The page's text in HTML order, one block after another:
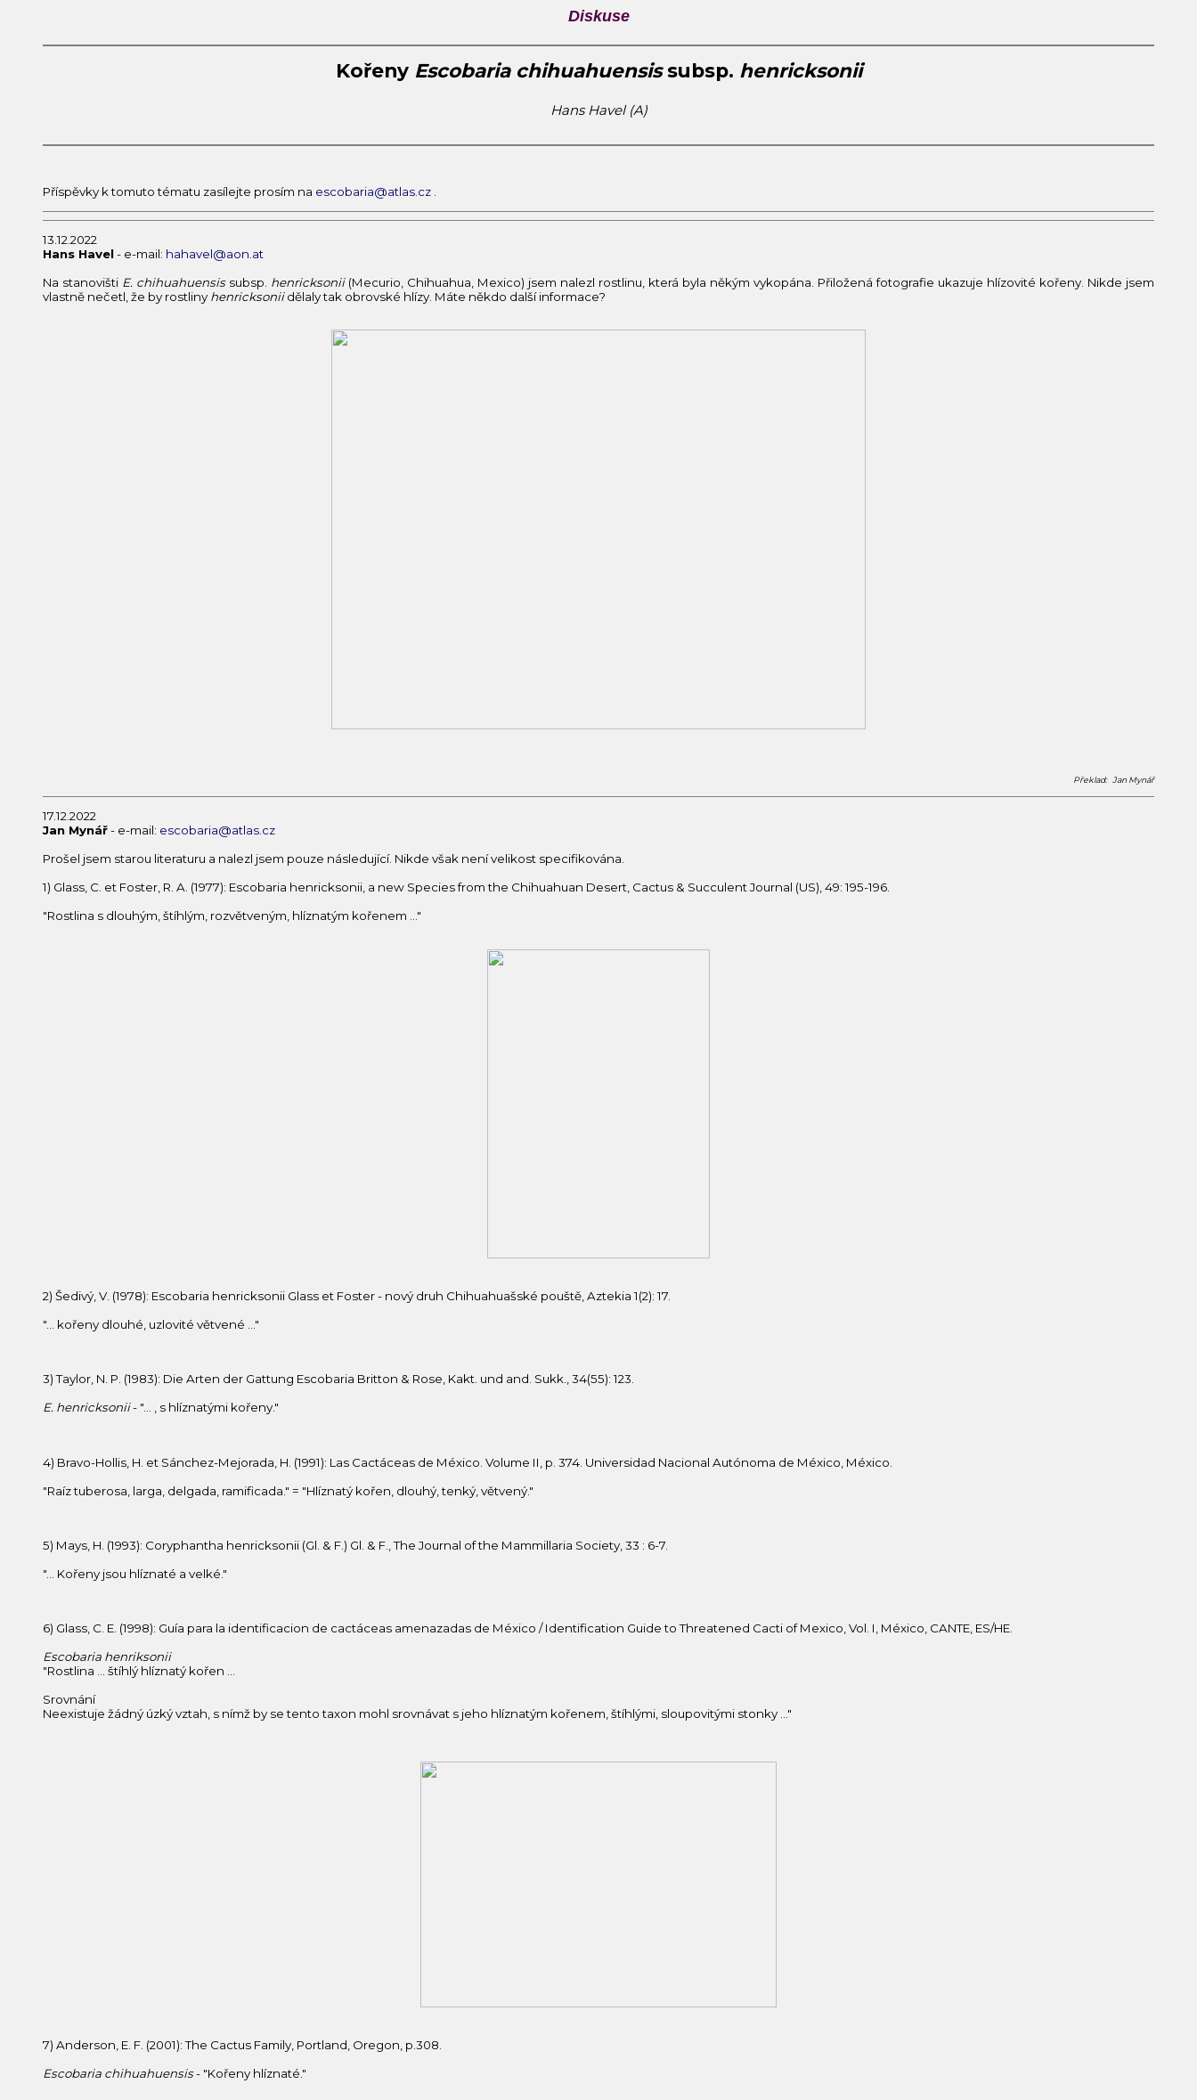
Diskuse
Kořeny Escobaria chihuahuensissubsp. henricksonii
Hans Havel (A)
Příspěvky k tomuto tématu zasílejte prosím na escobaria@atlas.cz .
13.12.2022
Hans Havel- e-mail: hahavel@aon.at
Na stanovišti E. chihuahuensissubsp. henricksonii(Mecurio, Chihuahua, Mexico) jsem nalezl rostlinu, která byla někým vykopána. Přiložená fotografie ukazuje hlízovité kořeny. Nikde jsem
vlastně nečetl, že by rostliny henricksoniidělaly tak obrovské hlízy. Máte někdo další informace?
Překlad: Jan Mynář
17.12.2022
Jan Mynář- e-mail: escobaria@atlas.cz
Prošel jsem starou literaturu a nalezl jsem pouze následující. Nikde však není velikost specifikována.
1) Glass, C. et Foster, R. A. (1977): Escobaria henricksonii, a new Species from the Chihuahuan Desert, Cactus & Succulent Journal (US), 49: 195-196.
"Rostlina s dlouhým, štíhlým, rozvětveným, hlíznatým kořenem …"
2) Šedivý, V. (1978): Escobaria henricksonii Glass et Foster - nový druh Chihuahuašské pouště, Aztekia 1(2): 17.
"… kořeny dlouhé, uzlovité větvené …"
3) Taylor, N. P. (1983): Die Arten der Gattung Escobaria Britton & Rose, Kakt. und and. Sukk., 34(55): 123.
E. henricksonii- "… , s hlíznatými kořeny."
4) Bravo-Hollis, H. et Sánchez-Mejorada, H. (1991): Las Cactáceas de México. Volume II, p. 374. Universidad Nacional Autónoma de México, México.
"Raíz tuberosa, larga, delgada, ramificada." = "Hlíznatý kořen, dlouhý, tenký, větvený."
5) Mays, H. (1993): Coryphantha henricksonii (Gl. & F.) Gl. & F., The Journal of the Mammillaria Society, 33 : 6-7.
"… Kořeny jsou hlíznaté a velké."
6) Glass, C. E. (1998): Guía para la identificacion de cactáceas amenazadas de México / Identification Guide to Threatened Cacti of Mexico, Vol. I, México, CANTE, ES/HE.
Escobaria henriksonii
"Rostlina … štíhlý hlíznatý kořen ...
Srovnání
Neexistuje žádný úzký vztah, s nímž by se tento taxon mohl srovnávat s jeho hlíznatým kořenem, štíhlými, sloupovitými stonky ..."
7) Anderson, E. F. (2001): The Cactus Family, Portland, Oregon, p.308.
Escobaria chihuahuensis- "Kořeny hlíznaté."